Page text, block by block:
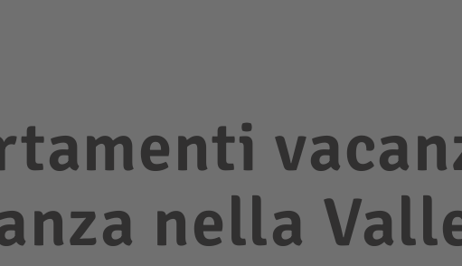
nella